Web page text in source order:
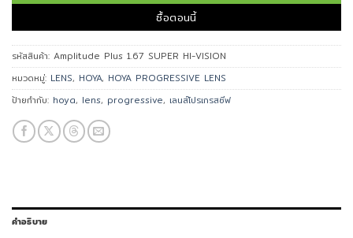
ซื้อตอนนี้
รหัสสินค้า: Amplitude Plus 1.67 SUPER HI-VISION
หมวดหมู่: LENS, HOYA, HOYA PROGRESSIVE LENS
ป้ายกำกับ: hoya, lens, progressive, เลนส์โปรเกรสซีฟ
คำอธิบาย